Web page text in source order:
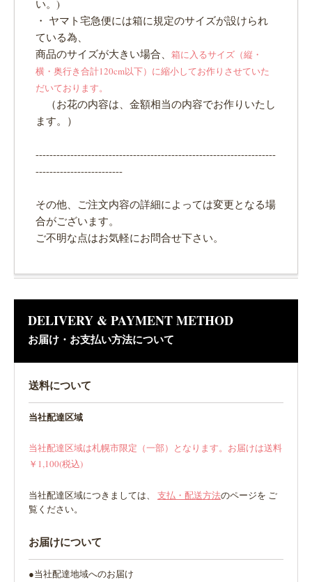
い。)
・ ヤマト宅急便には箱に規定のサイズが設けられ
ている為、
商品のサイズが大きい場合、 箱に入るサイズ（縦・
横・奥行き合計120cm以下）に縮小してお作りさせていた
だいております。
（お花の内容は、金額相当の内容でお作りいたし
ます。）
---------------------------------------------------------------------
-------------------------
その他、ご注文内容の詳細によっては変更となる場
合がございます。
ご不明な点はお気軽にお問合せ下さい。
DELIVERY & PAYMENT METHOD
お届け・お支払い方法について
送料について
当社配達区域
当社配達区域は札幌市限定（一部）となります。お届けは送料
￥1,100(税込)
当社配達区域につきましては、 支払・配送方法のページを ご
覧ください。
お届けについて
●当社配達地域へのお届け